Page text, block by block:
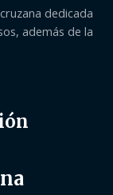
dedicada
además de la